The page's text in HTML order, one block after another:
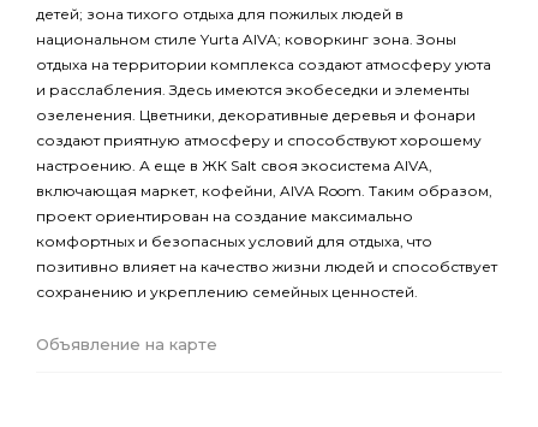
детей; зона тихого отдыха для пожилых людей в
национальном стиле Yurta AIVA; коворкинг зона. Зоны
отдыха на территории комплекса создают атмосферу уюта
и расслабления. Здесь имеются экобеседки и элементы
озеленения. Цветники, декоративные деревья и фонари
создают приятную атмосферу и способствуют хорошему
настроению. А еще в ЖК Salt своя экосистема AIVA,
включающая маркет, кофейни, AIVA Room. Таким образом,
проект ориентирован на создание максимально
комфортных и безопасных условий для отдыха, что
позитивно влияет на качество жизни людей и способствует
сохранению и укреплению семейных ценностей.
Объявление на карте